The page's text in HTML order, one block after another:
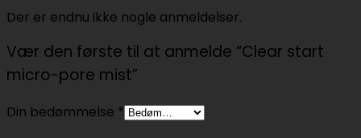
Der er endnu ikke nogle anmeldelser.
Vær den første til at anmelde “Clear start
micro-pore mist”
Din bedømmelse *